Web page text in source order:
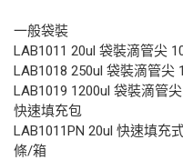
⼀般袋裝
LAB1011 20ul 袋裝滴管尖
LAB1018 250ul 袋裝滴管尖
LAB1019 1200ul 袋裝滴管
快速填充包
LAB1011PN 20ul 快速填充
條/箱